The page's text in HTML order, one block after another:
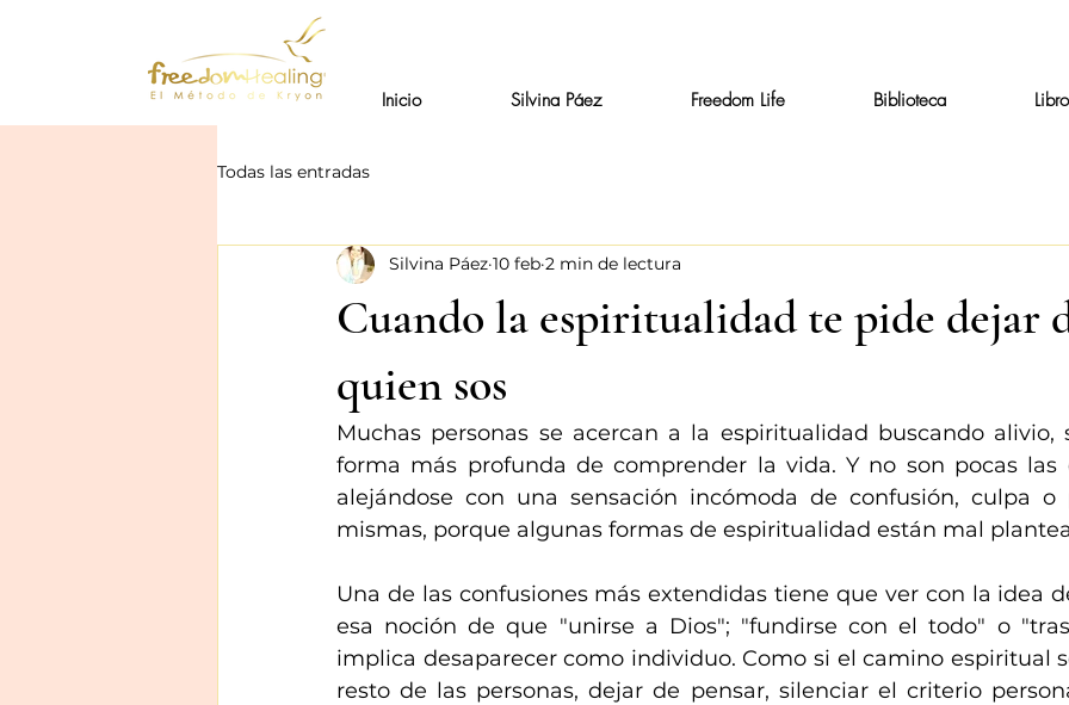
Todas las entradas
Cuando la espiritualidad te pide dejar
quien sos
Silvina Páez 10 feb 2 min de lectura
Muchas personas se acercan a la espiritualidad buscando alivio,
forma más profunda de comprender la vida. Y no son pocas las
alejándose con una sensación incómoda de confusión, culpa
mismas, porque algunas formas de espiritualidad están mal
Una de las confusiones más extendidas tiene que ver con la idea
esa noción de que "unirse a Dios"; "fundirse con el todo" o
implica desaparecer como individuo. Como si el camino espiritual
resto de las personas, dejar de pensar, silenciar el criterio
Inicio Silvina Páez Freedom Life Biblioteca